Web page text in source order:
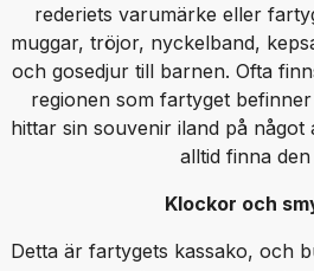
rederiets varumärke eller
muggar, tröjor, nyckelband,
och gosedjur till barnen. Ofta
regionen som fartyget
hittar sin souvenir iland på något
alltid finna den
Klockor och
Detta är fartygets kassako, och